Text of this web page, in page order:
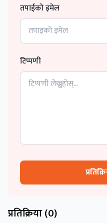
तपाईको इमेल
टिप्पणी
प्रतिक्रिया (0)